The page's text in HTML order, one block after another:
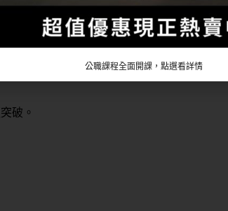
破。
公職課程全面開課，點選看詳情